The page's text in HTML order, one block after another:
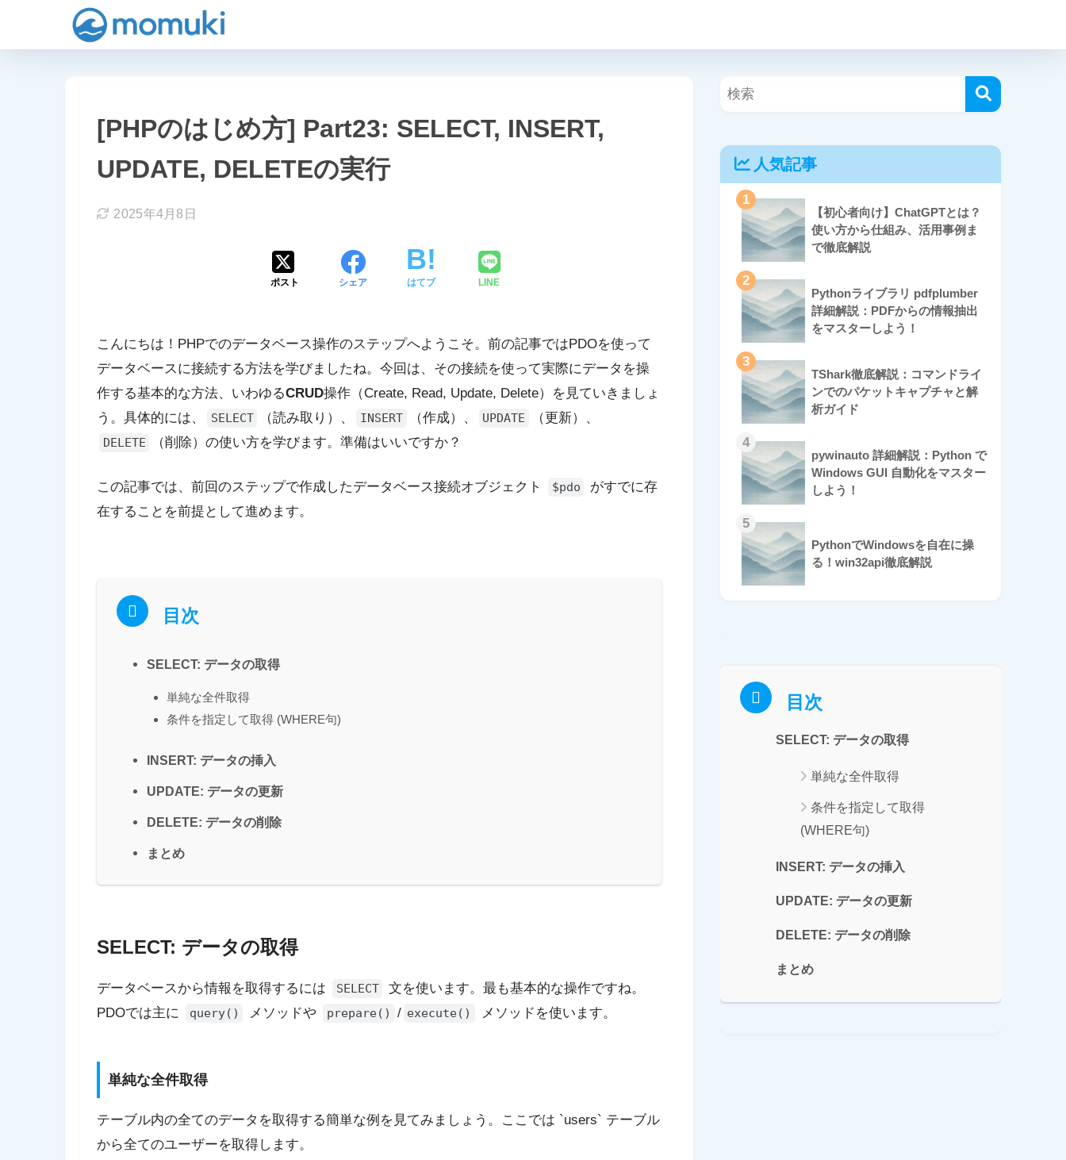
[PHPのはじめ方] Part23: SELECT, INSERT,
UPDATE, DELETEの実行
2025年4月8日
ポスト シェア はてブ LINE
こんにちは！PHPでのデータベース操作のステップへようこそ。前の記事ではPDOを使って
データベースに接続する方法を学びましたね。今回は、その接続を使って実際にデータを操
作する基本的な方法、いわゆるCRUD操作（Create, Read, Update, Delete）を見ていきましょ
う。具体的には、
SELECT （読み取り）、 INSERT （作成）、 UPDATE （更新）、
DELETE （削除）の使い方を学びます。準備はいいですか？
この記事では、前回のステップで作成したデータベース接続オブジェクト $pdo
がすでに存
在することを前提として進めます。
目次
SELECT: データの取得
単純な全件取得
条件を指定して取得 (WHERE句)
INSERT: データの挿入
UPDATE: データの更新
DELETE: データの削除
まとめ
SELECT: データの取得
データベースから情報を取得するには SELECT
文を使います。最も基本的な操作ですね。
PDOでは主に
query() メソッドや prepare() / execute() メソッドを使います。
単純な全件取得
テーブル内の全てのデータを取得する簡単な例を見てみましょう。ここでは `users` テーブル
から全てのユーザーを取得します。
人気記事
1
【初心者向け】ChatGPTとは？
使い方から仕組み、活用事例ま
で徹底解説
2
Pythonライブラリ pdfplumber
詳細解説：PDFからの情報抽出
をマスターしよう！
3
TShark徹底解説：コマンドライ
ンでのパケットキャプチャと解
析ガイド
4
pywinauto 詳細解説：Python で
Windows GUI 自動化をマスター
しよう！
5
PythonでWindowsを自在に操
る！win32api徹底解説
目次
SELECT: データの取得
単純な全件取得
条件を指定して取得
(WHERE句)
INSERT: データの挿入
UPDATE: データの更新
DELETE: データの削除
まとめ